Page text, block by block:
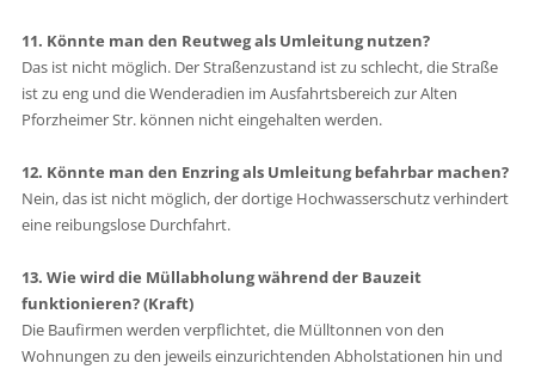
11. Könnte man den Reutweg als Umleitung nutzen?
Das ist nicht möglich. Der Straßenzustand ist zu schlecht, die Straße
ist zu eng und die Wenderadien im Ausfahrtsbereich zur Alten
Pforzheimer Str. können nicht eingehalten werden.
12. Könnte man den Enzring als Umleitung befahrbar machen?
Nein, das ist nicht möglich, der dortige Hochwasserschutz verhindert
eine reibungslose Durchfahrt.
13. Wie wird die Müllabholung während der Bauzeit
funktionieren? (Kraft)
Die Baufirmen werden verpflichtet, die Mülltonnen von den
Wohnungen zu den jeweils einzurichtenden Abholstationen hin und